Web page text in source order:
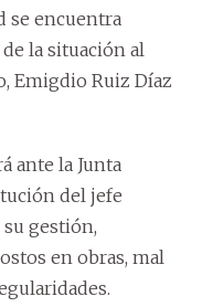
se encuentra
la situación al
Emigdio Ruiz Díaz
ante la Junta
del jefe
gestión,
en obras, mal